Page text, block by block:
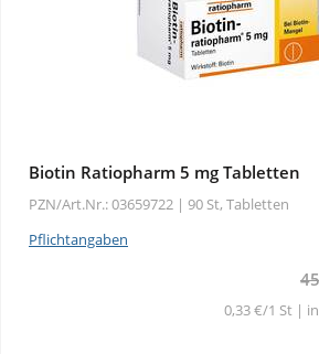
Biotin Ratiopharm 5 mg Tabletten
PZN/Art.Nr.: 03659722 | 90 St, Tabletten
Pflichtangaben
0,33 €/1 St |